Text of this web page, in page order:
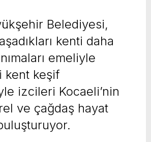
Belediyesi,
kenti daha
emeliyle
kent keşif
izcileri Kocaeli’nin
ve çağdaş hayat